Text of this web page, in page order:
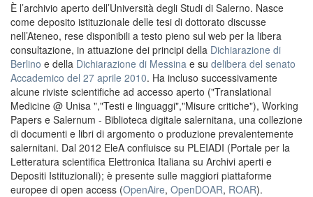
È l’archivio aperto dell’Università degli Studi di Salerno. Nasce
come deposito istituzionale delle tesi di dottorato discusse
nell’Ateneo, rese disponibili a testo pieno sul web per la libera
consultazione, in attuazione dei principi della Dichiarazione di
Berlino e della Dichiarazione di Messina e su delibera del senato
Accademico del 27 aprile 2010. Ha incluso successivamente
alcune riviste scientifiche ad accesso aperto ("Translational
Medicine @ Unisa ","Testi e linguaggi","Misure critiche"), Working
Papers e Salernum - Biblioteca digitale salernitana, una collezione
di documenti e libri di argomento o produzione prevalentemente
salernitani. Dal 2012 EleA confluisce su PLEIADI (Portale per la
Letteratura scientifica Elettronica Italiana su Archivi aperti e
Depositi Istituzionali); è presente sulle maggiori piattaforme
europee di open access (OpenAire, OpenDOAR, ROAR).